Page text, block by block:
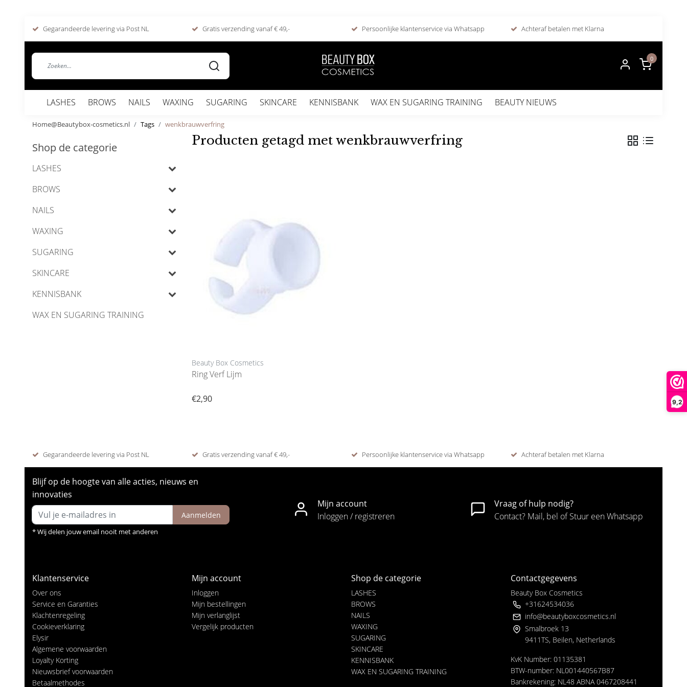
9,2
Gegarandeerde levering via Post NL Gratis verzending vanaf € 49,- Persoonlijke klantenservice via Whatsapp Achteraf betalen met Klarna
0
LASHES BROWS NAILS WAXING SUGARING SKINCARE KENNISBANK WAX EN SUGARING TRAINING BEAUTY NIEUWS
Home@Beautybox-cosmetics.nl Tags wenkbrauwverfring
Shop de categorie
LASHES
BROWS
NAILS
WAXING
SUGARING
SKINCARE
KENNISBANK
WAX EN SUGARING TRAINING
Producten getagd met wenkbrauwverfring
Beauty Box Cosmetics
Ring Verf Lijm
€2,90
Gegarandeerde levering via Post NL Gratis verzending vanaf € 49,- Persoonlijke klantenservice via Whatsapp Achteraf betalen met Klarna
Blijf op de hoogte van alle acties, nieuws en
innovaties
Aanmelden
* Wij delen jouw email nooit met anderen
Mijn account
Inloggen / registreren
Vraag of hulp nodig?
Contact? Mail, bel of Stuur een Whatsapp
Klantenservice
Over ons
Service en Garanties
Klachtenregeling
Cookieverklaring
Elysir
Algemene voorwaarden
Loyalty Korting
Nieuwsbrief voorwaarden
Betaalmethodes
Mijn account
Inloggen
Mijn bestellingen
Mijn verlanglijst
Vergelijk producten
Shop de categorie
LASHES
BROWS
NAILS
WAXING
SUGARING
SKINCARE
KENNISBANK
WAX EN SUGARING TRAINING
Contactgegevens
Beauty Box Cosmetics
+31624534036
info@beautyboxcosmetics.nl
Smalbroek 13
9411TS, Beilen, Netherlands
KvK Number: 01135381
BTW-number: NL001440567B87
Bankrekening: NL48 ABNA 0467208441